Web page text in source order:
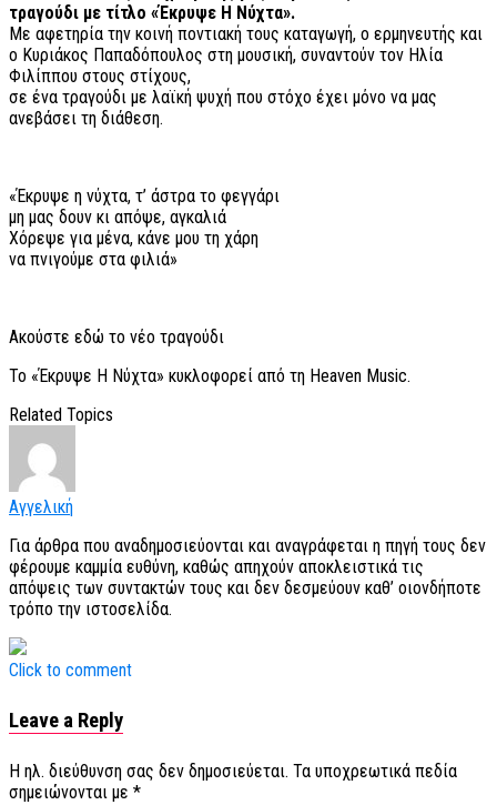
τραγούδι με τίτλο «Έκρυψε Η Νύχτα».
Με αφετηρία την κοινή ποντιακή τους καταγωγή, ο ερμηνευτής και
ο Κυριάκος Παπαδόπουλος στη μουσική, συναντούν τον Ηλία
Φιλίππου στους στίχους,
σε ένα τραγούδι με λαϊκή ψυχή που στόχο έχει μόνο να μας
ανεβάσει τη διάθεση.
«Έκρυψε η νύχτα, τ’ άστρα το φεγγάρι
μη μας δουν κι απόψε, αγκαλιά
Χόρεψε για μένα, κάνε μου τη χάρη
να πνιγούμε στα φιλιά»
Ακούστε εδώ το νέο τραγούδι
Το «Έκρυψε Η Νύχτα» κυκλοφορεί από τη Heaven Music.
Related Topics
Αγγελική
Για άρθρα που αναδημοσιεύονται και αναγράφεται η πηγή τους δεν
φέρουμε καμμία ευθύνη, καθώς απηχούν αποκλειστικά τις
απόψεις των συντακτών τους και δεν δεσμεύουν καθ’ οιονδήποτε
τρόπο την ιστοσελίδα.
Click to comment
Leave a Reply
Η ηλ. διεύθυνση σας δεν δημοσιεύεται. Τα υποχρεωτικά πεδία
σημειώνονται με *